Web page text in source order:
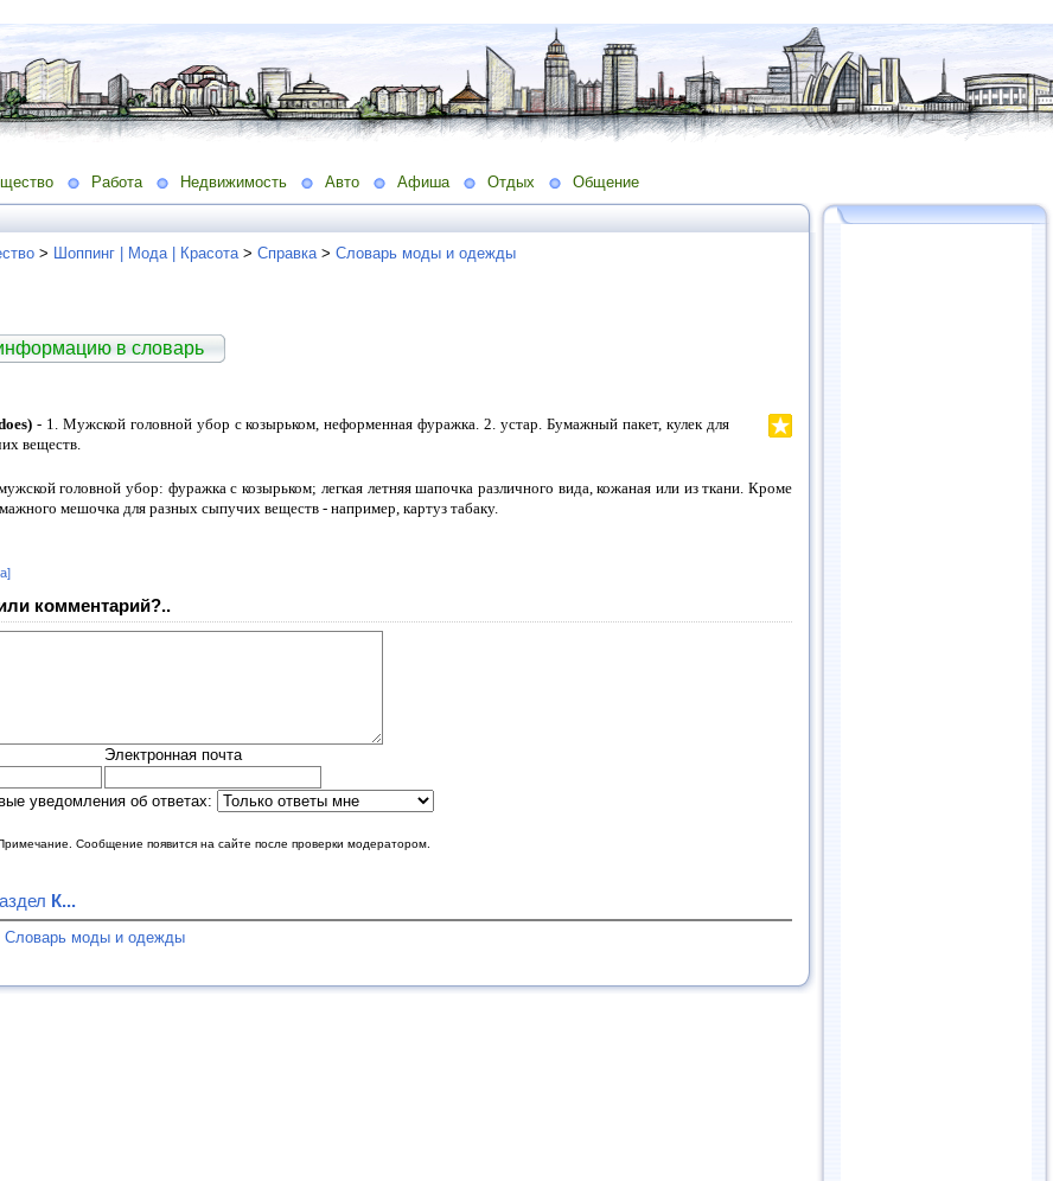
Работа Недвижимость Авто Афиша Отдых Общение
> Шоппинг | Мода | Красота > Справка > Словарь моды и одежды
в словарь
- 1. Мужской головной убор с козырьком, неформенная фуражка. 2. устар. Бумажный пакет, кулек для
веществ.
головной убор: фуражка с козырьком; легкая летняя шапочка различного вида, кожаная или из ткани. Кроме
мешочка для разных сыпучих веществ - например, картуз табаку.
комментарий?..
Электронная почта
уведомления об ответах:
Сообщение появится на сайте после проверки модератором.
К...
Словарь моды и одежды